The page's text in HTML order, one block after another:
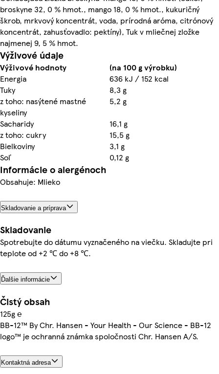
broskyne 32, 0 % hmot., mango 18, 0 % hmot., kukuričný
škrob, mrkvový koncentrát, voda, prírodná aróma, citrónový
koncentrát, zahusťovadlo: pektíny), Tuk v mliečnej zložke
najmenej 9, 5 % hmot.
Výživové údaje
Výživové hodnoty
(na 100 g výrobku)
Energia
636 kJ / 152 kcal
Tuky
8,3 g
z toho: nasýtené mastné
kyseliny
5,2 g
Sacharidy
16,1 g
z toho: cukry
15,5 g
Bielkoviny
3,1 g
Soľ
0,12 g
Informácie o alergénoch
Obsahuje: Mlieko
Skladovanie a príprava
Skladovanie
Spotrebujte do dátumu vyznačeného na viečku. Skladujte pri
teplote od +2 ℃ do +8 ℃.
Ďalšie informácie
Čistý obsah
125g ℮
BB-12™ By Chr. Hansen - Your Health - Our Science - BB-12
logo™ je ochranná známka spoločnosti Chr. Hansen A/S.
Kontaktná adresa